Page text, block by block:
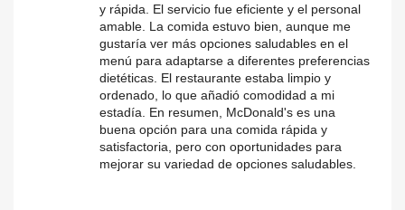
y rápida. El servicio fue eficiente y el personal
amable. La comida estuvo bien, aunque me
gustaría ver más opciones saludables en el
menú para adaptarse a diferentes preferencias
dietéticas. El restaurante estaba limpio y
ordenado, lo que añadió comodidad a mi
estadía. En resumen, McDonald's es una
buena opción para una comida rápida y
satisfactoria, pero con oportunidades para
mejorar su variedad de opciones saludables.